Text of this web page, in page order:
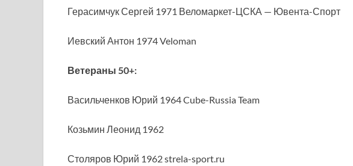
Герасимчук Сергей 1971 Веломаркет-ЦСКА — Ювента-Спорт
Иевский Антон 1974 Veloman
Ветераны 50+:
Васильченков Юрий 1964 Cube-Russia Team
Козьмин Леонид 1962
Столяров Юрий 1962 strela-sport.ru